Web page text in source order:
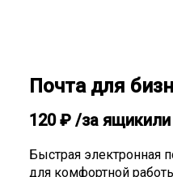
Почта для
120₽ /за ящик
Быстрая электронная
для комфортной